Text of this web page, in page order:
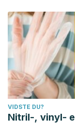
VIDSTE DU?
Nitril-, vinyl-